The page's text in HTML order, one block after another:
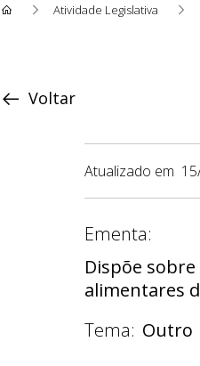
Atividade Legislativa
Voltar
Atualizado em
Ementa:
Dispõe
alimentares
Tema: Outro